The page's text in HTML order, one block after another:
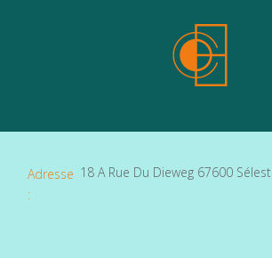
Adresse
:
18 A Rue Du Dieweg 67600